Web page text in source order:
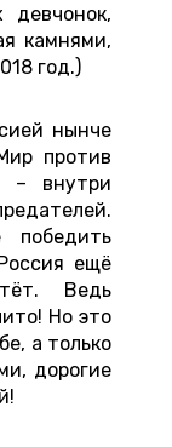
девчонок,
камнями,
год.)
нынче
против
внутри
ещё
Ведь
Но это
а только
дорогие